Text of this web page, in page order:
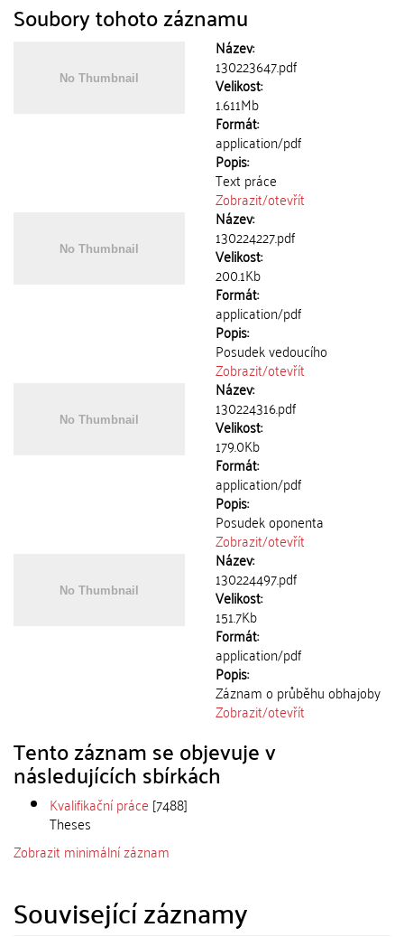
Soubory tohoto záznamu
Název:
130223647.pdf
Velikost:
1.611Mb
Formát:
application/pdf
Popis:
Text práce
Zobrazit/otevřít
Název:
130224227.pdf
Velikost:
200.1Kb
Formát:
application/pdf
Popis:
Posudek vedoucího
Zobrazit/otevřít
Název:
130224316.pdf
Velikost:
179.0Kb
Formát:
application/pdf
Popis:
Posudek oponenta
Zobrazit/otevřít
Název:
130224497.pdf
Velikost:
151.7Kb
Formát:
application/pdf
Popis:
Záznam o průběhu obhajoby
Zobrazit/otevřít
Tento záznam se objevuje v
následujících sbírkách
Kvalifikační práce [7488]
Theses
Zobrazit minimální záznam
Související záznamy